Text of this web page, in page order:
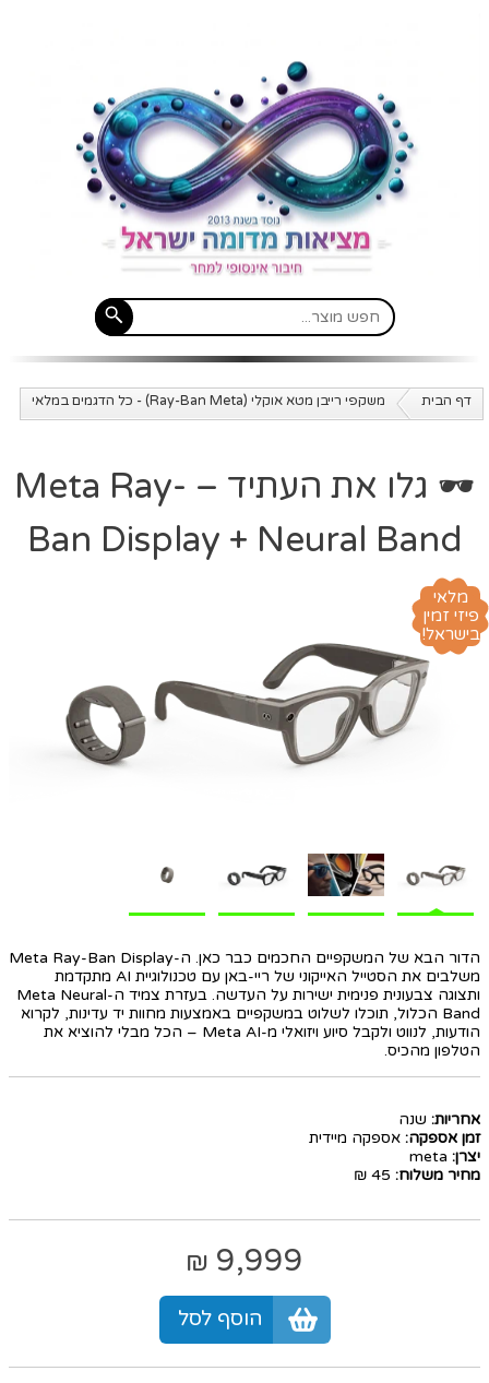
דף הבית משקפי רייבן מטא אוקלי (Ray-Ban Meta) - כל הדגמים במלאי
🕶️ גלו את העתיד – Meta Ray-
Ban Display + Neural Band
מלאי
פיזי זמין
בישראל!
הדור הבא של המשקפיים החכמים כבר כאן. ה-Meta Ray-Ban Display
משלבים את הסטייל האייקוני של ריי-באן עם טכנולוגיית AI מתקדמת
ותצוגה צבעונית פנימית ישירות על העדשה. בעזרת צמיד ה-Meta Neural
Band הכלול, תוכלו לשלוט במשקפיים באמצעות מחוות יד עדינות, לקרוא
הודעות, לנווט ולקבל סיוע ויזואלי מ-Meta AI – הכל מבלי להוציא את
הטלפון מהכיס.
אחריות: שנה
זמן אספקה: אספקה מיידית
יצרן: meta
מחיר משלוח: 45 ₪
9,999
₪
הוסף לסל